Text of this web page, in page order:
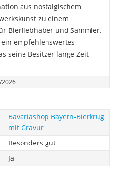
aus nostalgischem
zu einem
Bierliebhaber und Sammler.
empfehlenswertes
seine Besitzer lange Zeit
2026
Bavariashop Bayern-Bierkrug
mit Gravur
Besonders gut
Ja